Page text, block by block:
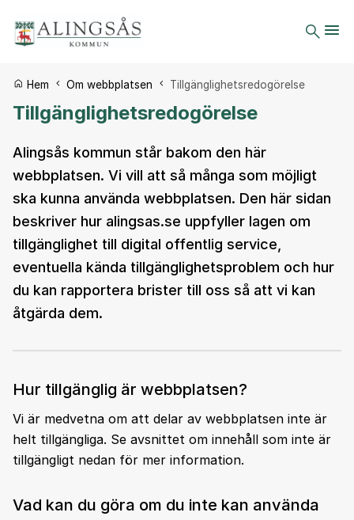
Du är här:
Hem Om webbplatsen Tillgänglighetsredogörelse
Tillgänglighetsredogörelse
Alingsås kommun står bakom den här
webbplatsen. Vi vill att så många som möjligt
ska kunna använda webbplatsen. Den här sidan
beskriver hur alingsas.se uppfyller lagen om
tillgänglighet till digital offentlig service,
eventuella kända tillgänglighetsproblem och hur
du kan rapportera brister till oss så att vi kan
åtgärda dem.
Hur tillgänglig är webbplatsen?
Vi är medvetna om att delar av webbplatsen inte är
helt tillgängliga. Se avsnittet om innehåll som inte är
tillgängligt nedan för mer information.
Vad kan du göra om du inte kan använda